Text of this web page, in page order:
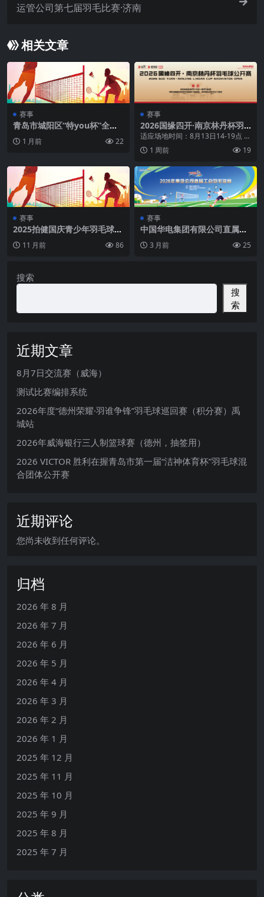
运管公司第七届羽毛比赛·济南
相关文章
赛事
青岛市城阳区“特you杯”全民
1 月前 22
赛事
2026国缘四开·南京林丹杯羽
毛球公开赛主赛场适应场地预
适应场地时间：8月13日14-19点 适
应场地地点：南京奥体中心国缘V9
馆 1 周前 19
赛事
2025拍健国庆青少年羽毛球单
11 月前 86
赛事
中国华电集团有限公司直属工
3 月前 25
搜索
搜
索
近期文章
8月7日交流赛（威海）
测试比赛编排系统
2026年度“德州荣耀·羽谁争锋”羽毛球巡回赛（积分赛）禹
城站
2026年威海银行三人制篮球赛（德州，抽签用）
2026 VICTOR 胜利在握青岛市第一届“洁神体育杯”羽毛球混
合团体公开赛
近期评论
您尚未收到任何评论。
归档
2026 年 8 月
2026 年 7 月
2026 年 6 月
2026 年 5 月
2026 年 4 月
2026 年 3 月
2026 年 2 月
2026 年 1 月
2025 年 12 月
2025 年 11 月
2025 年 10 月
2025 年 9 月
2025 年 8 月
2025 年 7 月